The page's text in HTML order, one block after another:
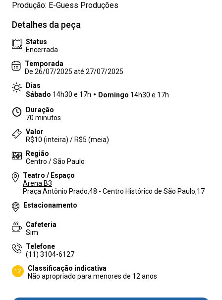
Produção: E-Guess Produções
Detalhes da peça
Status
Encerrada
Temporada
De 26/07/2025 até 27/07/2025
Dias
Sábado 14h30 e 17h Domingo 14h30 e 17h
Duração
70 minutos
Valor
R$10 (inteira) / R$5 (meia)
Região
Centro / São Paulo
Teatro / Espaço
Arena B3
Praça Antônio Prado,48 - Centro Histórico de São Paulo,17
Estacionamento
Cafeteria
Sim
Telefone
(11) 3104-6127
12
Classificação indicativa
Não apropriado para menores de 12 anos